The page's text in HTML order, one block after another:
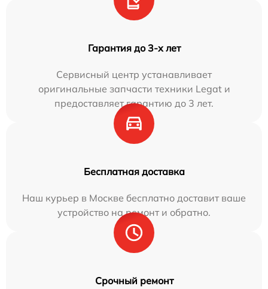
Гарантия до 3-х лет
Сервисный центр устанавливает
оригинальные запчасти техники Legat и
предоставляет гарантию до 3 лет.
Бесплатная доставка
Наш курьер в Москве бесплатно доставит ваше
устройство на ремонт и обратно.
Срочный ремонт